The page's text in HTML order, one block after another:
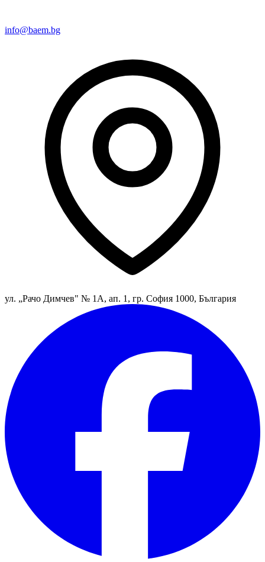
info@baem.bg
ул. „Рачо Димчев" № 1А, ап. 1, гр. София 1000, България